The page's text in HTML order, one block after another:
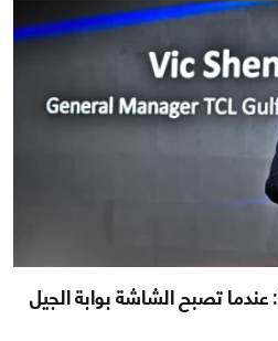
SQD-Mini LED من TCL: عندما تصبح الشاشة بوابة الجيل